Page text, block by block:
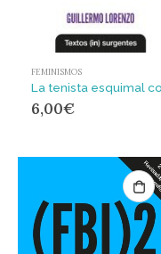
FEMINISMOS
6,00€